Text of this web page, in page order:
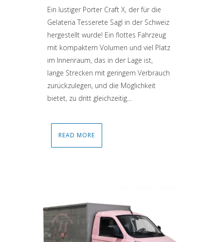
Ein lustiger Porter Craft X, der für die
Gelateria Tesserete Sagl in der Schweiz
hergestellt wurde! Ein flottes Fahrzeug
mit kompaktem Volumen und viel Platz
im Innenraum, das in der Lage ist,
lange Strecken mit geringem Verbrauch
zurückzulegen, und die Möglichkeit
bietet, zu dritt gleichzeitig...
READ MORE